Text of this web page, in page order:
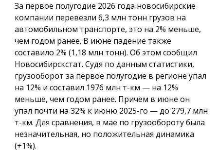
За первое полугодие 2026 года новосибирские
компании перевезли 6,3 млн тонн грузов на
автомобильном транспорте, это на 2% меньше,
чем годом ранее. В июне падение также
составило 2% (1,18 млн тонн). Об этом сообщил
Новосибирскстат. Судя по данным статистики,
грузооборот за первое полугодие в регионе упал
на 12% и составил 1976 млн т-км — на 12%
меньше, чем годом ранее. Причем в июне он
упал почти на 32% к июню 2025-го — до 279,7 млн
т-км. Для сравнения, в мае по грузообороту была
незначительная, но положительная динамика
(+1%).